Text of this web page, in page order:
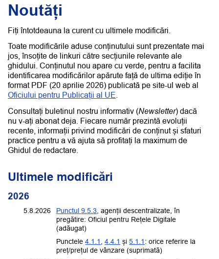
Noutăți
Fiți întotdeauna la curent cu ultimele modificări.
Toate modificările aduse conținutului sunt prezentate mai
jos, însoțite de linkuri către secțiunile relevante ale
ghidului. Conținutul nou apare cu verde, pentru a facilita
identificarea modificărilor apărute față de ultima ediție în
format PDF (20 aprilie 2026) publicată pe site-ul web al
Oficiului pentru Publicații al UE
Consultați buletinul nostru informativ (Newsletter) dacă
nu v-ați abonat deja. Fiecare număr prezintă evoluții
recente, informații privind modificări de conținut și sfaturi
practice pentru a vă ajuta să profitați la maximum de
Ghidul de redactare.
Ultimele modificări
2026
5.8.2026 Punctul 9.5.3 , agenții descentralizate, în
pregătire:Oficiul pentru Rețele Digitale
(adăugat)
Punctele4.1.1 ,4.4.1 și5.1.1: orice referire la
preț/prețul de vânzare (suprimată)